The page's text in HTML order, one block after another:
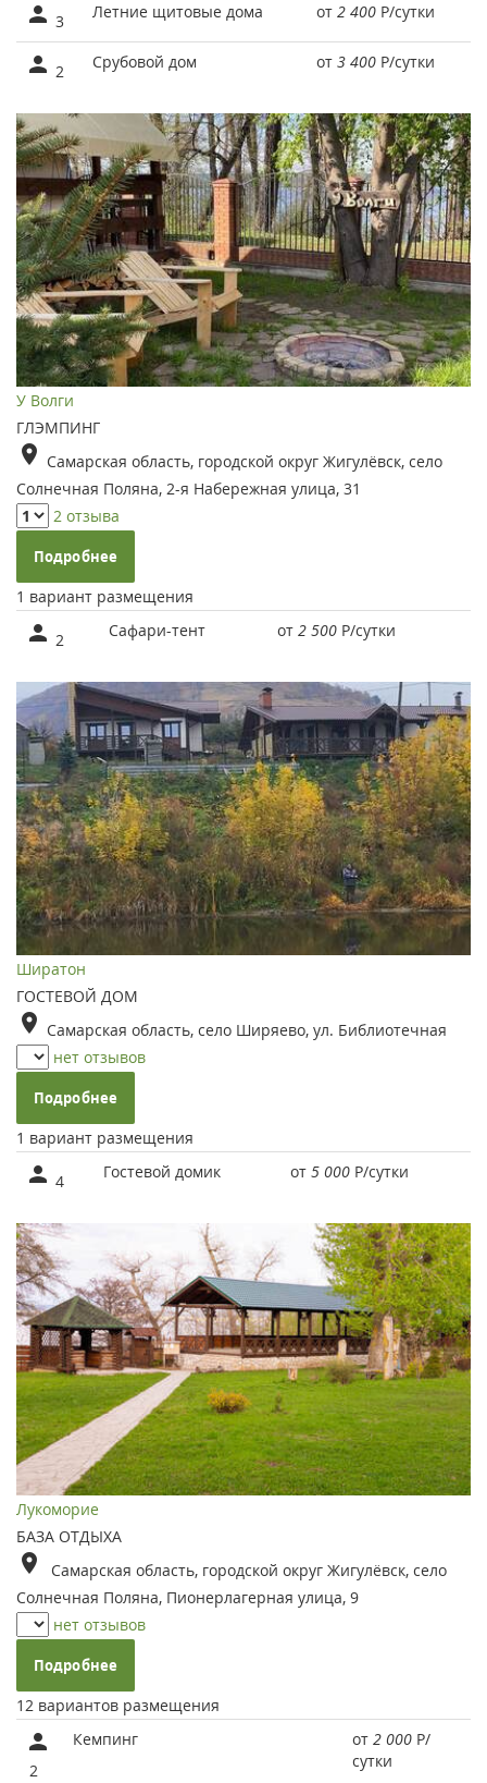
3 Летние щитовые дома от 2 400 Р/сутки
2 Срубовой дом от 3 400 Р/сутки
У Волги
ГЛЭМПИНГ
Самарская область, городской округ Жигулёвск, село
Солнечная Поляна, 2-я Набережная улица, 31
2 отзыва
Подробнее
1 вариант размещения
2 Сафари-тент от 2 500 Р/сутки
Ширатон
ГОСТЕВОЙ ДОМ
Самарская область, село Ширяево, ул. Библиотечная
нет отзывов
Подробнее
1 вариант размещения
4 Гостевой домик от 5 000 Р/сутки
Лукоморие
БАЗА ОТДЫХА
Самарская область, городской округ Жигулёвск, село
Солнечная Поляна, Пионерлагерная улица, 9
нет отзывов
Подробнее
12 вариантов размещения
2
Кемпинг от 2 000 Р/
сутки